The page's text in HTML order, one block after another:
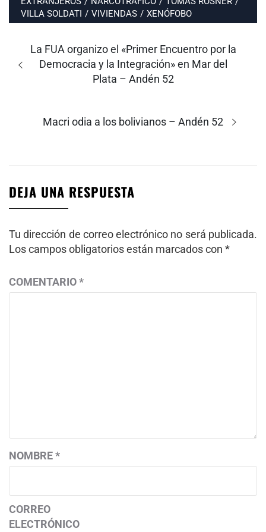
VILLA SOLDATI / VIVIENDAS / XENÓFOBO
entradas
Entrada
anterior:
La FUA organizo el «Primer Encuentro por la
Democracia y la Integración» en Mar del
Plata – Andén 52
Entrada
Macri odia a los bolivianos – Andén 52
DEJA UNA RESPUESTA
Tu dirección de correo electrónico no será publicada.
Los campos obligatorios están marcados con *
COMENTARIO*
NOMBRE*
CORREO
ELECTRÓNICO